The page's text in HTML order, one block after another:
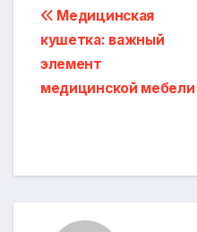
Навигация
по
записям
Медицинская
кушетка: важный
элемент
медицинской мебели